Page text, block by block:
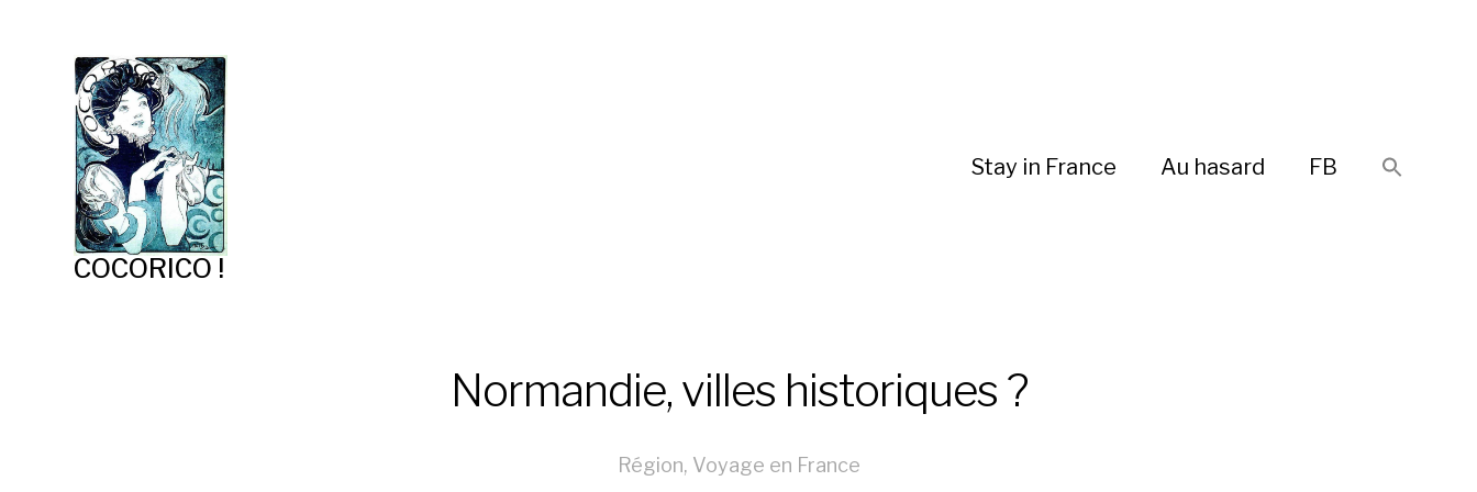
COCORICO !
Stay in France Au hasard FB
Normandie, villes historiques ?
Région, Voyage en France